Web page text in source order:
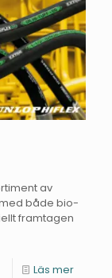
av
både bio-
framtagen
Läs mer